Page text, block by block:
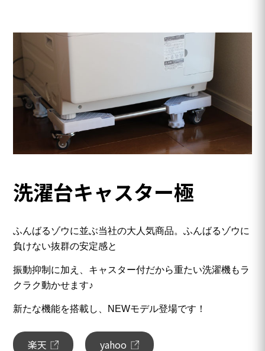
洗濯台キャスター極
ふんばるゾウに並ぶ当社の大人気商品。ふんばるゾウに
負けない抜群の安定感と
振動抑制に加え、キャスター付だから重たい洗濯機もラ
クラク動かせます♪
新たな機能を搭載し、NEWモデル登場です！
楽天 yahoo